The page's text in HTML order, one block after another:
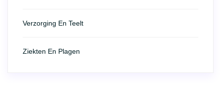
Verzorging En Teelt
Ziekten En Plagen